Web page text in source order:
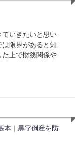
ていきたいと思い
は限界があると知
た上で財務関係や
本｜黒字倒産を防